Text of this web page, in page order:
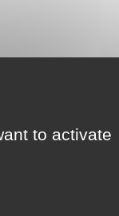
to activate